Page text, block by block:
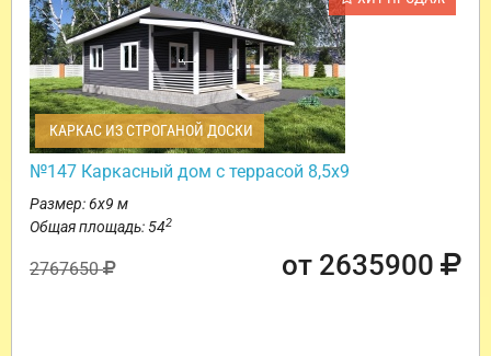
КАРКАС ИЗ СТРОГАНОЙ ДОСКИ
№147 Каркасный дом с террасой 8,5х9
Размер: 6х9 м
Общая площадь: 542
2767650 от 2635900